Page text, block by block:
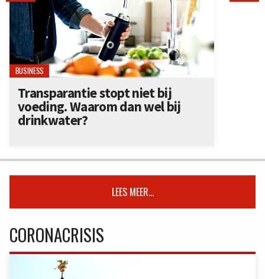
BUSINESS
Transparantie stopt niet bij
voeding. Waarom dan wel bij
drinkwater?
LEES MEER...
CORONACRISIS